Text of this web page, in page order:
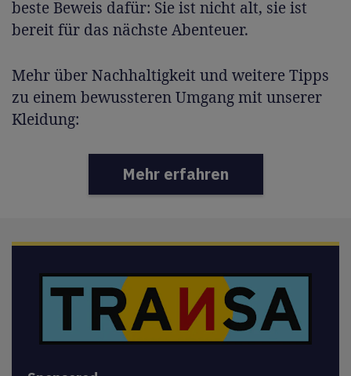
beste Beweis dafür: Sie ist nicht alt, sie ist
bereit für das nächste Abenteuer.
Mehr über Nachhaltigkeit und weitere Tipps
zu einem bewussteren Umgang mit unserer
Kleidung:
Mehr erfahren